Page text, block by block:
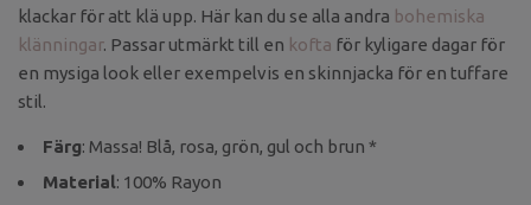
klackar för att klä upp. Här kan du se alla andra bohemiska
klänningar. Passar utmärkt till en kofta för kyligare dagar för
en mysiga look eller exempelvis en skinnjacka för en tuffare
stil.
Färg: Massa! Blå, rosa, grön, gul och brun *
Material: 100% Rayon